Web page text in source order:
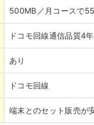
500MB／月コースで
ドコモ回線通信品質4
あり
ドコモ回線
端末とのセット販売が